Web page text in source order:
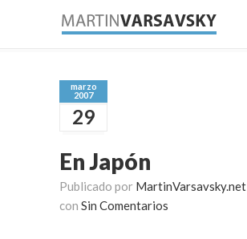
marzo
2007
29
En Japón
Publicado por MartinVarsavsky.net
con Sin Comentarios